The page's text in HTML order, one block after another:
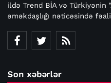
ildə Trend BİA və Türkiyənin
əməkdaşlığı nəticəsində
Son xəbərlər